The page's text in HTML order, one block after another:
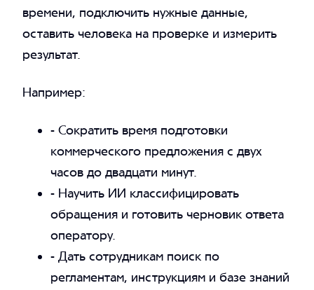
времени, подключить нужные данные,
оставить человека на проверке и измерить
результат.
Например:
- Сократить время подготовки
коммерческого предложения с двух
часов до двадцати минут.
- Научить ИИ классифицировать
обращения и готовить черновик ответа
оператору.
- Дать сотрудникам поиск по
регламентам, инструкциям и базе знаний